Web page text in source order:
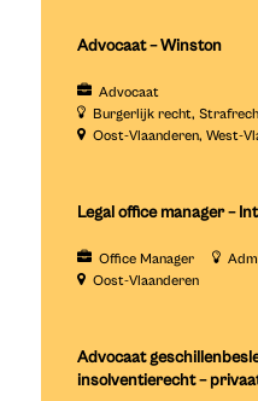
Advocaat – Winston
Advocaat
Burgerlijk recht
Oost-Vlaanderen West-
Legal office manager –
Office Manager
Oost-Vlaanderen
Advocaat
insolventierecht –